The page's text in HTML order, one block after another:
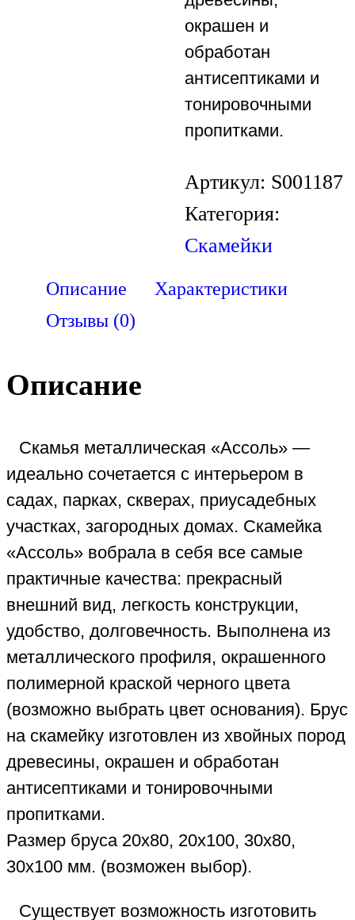
окрашен и
обработан
антисептиками и
тонировочными
пропитками.
Артикул: S001187
Категория:
Скамейки
Описание
Характеристики
Отзывы (0)
Описание
Скамья металлическая «Ассоль» —
идеально сочетается с интерьером в
садах, парках, скверах, приусадебных
участках, загородных домах. Скамейка
«Ассоль» вобрала в себя все самые
практичные качества: прекрасный
внешний вид, легкость конструкции,
удобство, долговечность. Выполнена из
металлического профиля, окрашенного
полимерной краской черного цвета
(возможно выбрать цвет основания). Брус
на скамейку изготовлен из хвойных пород
древесины, окрашен и обработан
антисептиками и тонировочными
пропитками.
Размер бруса 20х80, 20х100, 30х80,
30х100 мм. (возможен выбор).
Существует возможность изготовить